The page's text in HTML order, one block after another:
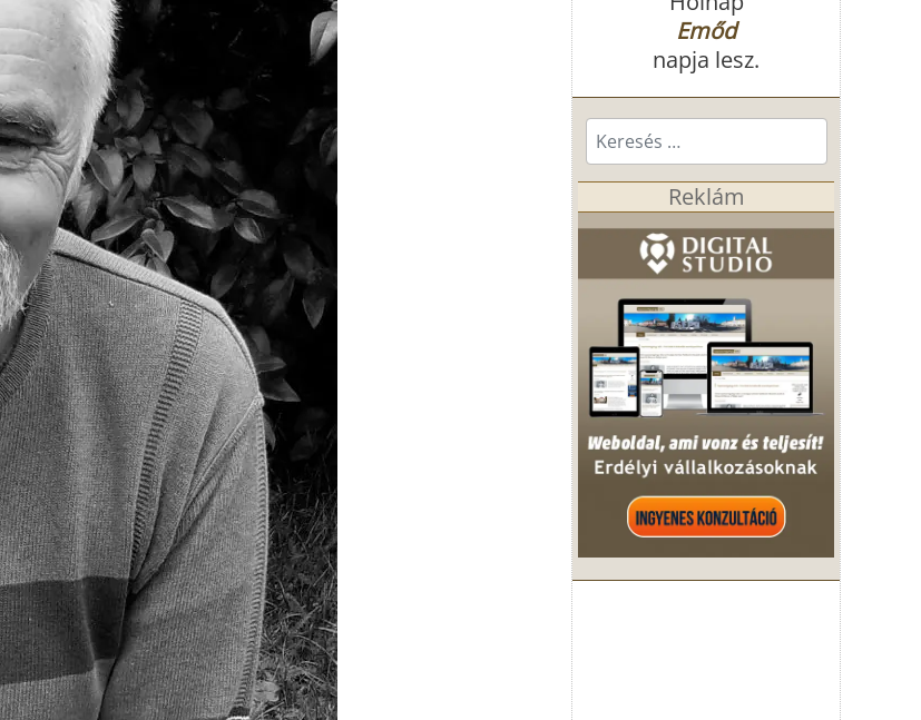
Emőd
napja lesz.
Keresés...
Reklám